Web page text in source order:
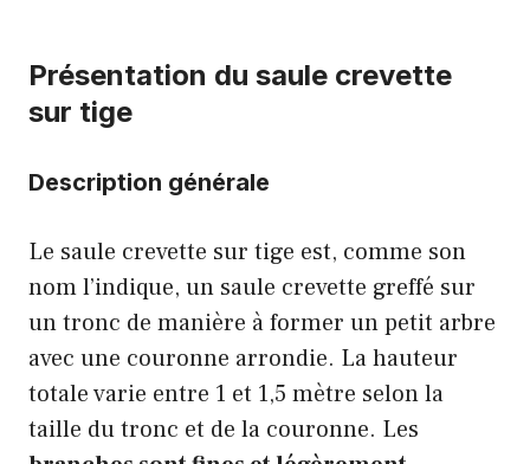
Présentation du saule crevette
sur tige
Description générale
Le saule crevette sur tige est, comme son
nom l’indique, un saule crevette greffé sur
un tronc de manière à former un petit arbre
avec une couronne arrondie. La hauteur
totale varie entre 1 et 1,5 mètre selon la
taille du tronc et de la couronne. Les